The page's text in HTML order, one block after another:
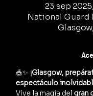
23 sep
National Guard
Glasgow,
🎪✨ ¡Glasgow,
espectáculo
Vive la magia del gran